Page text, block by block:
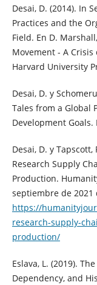
Desai, D. (2014). In
Practices and the
Field. En D.
Movement - A
Harvard University
Desai, D. y
Tales from a Global
Development Goals.
Desai, D. y
Research Supply
Production.
septiembre de 2021
https://
research-supply-
production/
Eslava, L. (2019).
Dependency, and